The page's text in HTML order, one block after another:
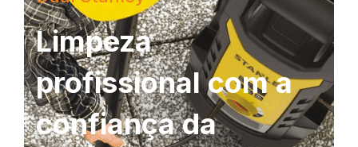
Limpeza
profissional com a
confiança da